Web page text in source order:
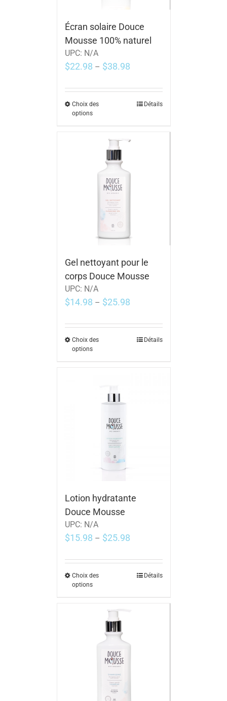
Écran solaire Douce
Mousse 100% naturel
UPC: N/A
$22.98 – $38.98
Choix des
options
Détails
Gel nettoyant pour le
corps Douce Mousse
UPC: N/A
$14.98 – $25.98
Choix des
options
Détails
Lotion hydratante
Douce Mousse
UPC: N/A
$15.98 – $25.98
Choix des
options
Détails